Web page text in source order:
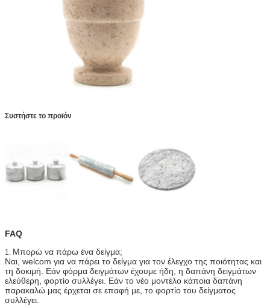
Συστήστε το προϊόν
FAQ
1. Μπορώ να πάρω ένα δείγμα;
Ναι, welcom για να πάρει το δείγμα για τον έλεγχο της ποιότητας και
τη δοκιμή. Εάν φόρμα δειγμάτων έχουμε ήδη, η δαπάνη δειγμάτων
ελεύθερη, φορτίο συλλέγει. Εάν το νέο μοντέλο κάποια δαπάνη
παρακαλώ μας έρχεται σε επαφή με, το φορτίο του δείγματος
συλλέγει.